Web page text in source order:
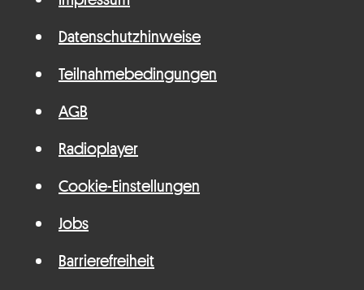
Datenschutzhinweise
Teilnahmebedingungen
AGB
Radioplayer
Cookie-Einstellungen
Jobs
Barrierefreiheit